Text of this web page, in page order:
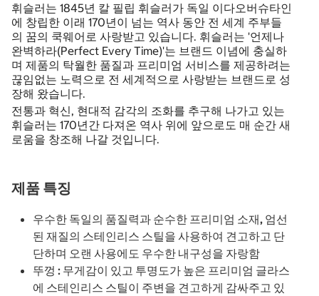
휘슬러는 1845년 칼 필립 휘슬러가 독일 이다오버슈타인
에 창립한 이래 170년이 넘는 역사 동안 전 세계 주부들
의 꿈의 쿡웨어로 사랑받고 있습니다. 휘슬러는 '언제나
완벽하라(Perfect Every Time)'는 브랜드 이념에 충실하
며 제품의 탁월한 품질과 프리미엄 서비스를 제공하려는
끊임없는 노력으로 전 세계적으로 사랑받는 브랜드로 성
장해 왔습니다.
전통과 혁신, 현대적 감각의 조화를 추구해 나가고 있는
휘슬러는 170년간 다져온 역사 위에 앞으로도 매 순간 새
로움을 창조해 나갈 것입니다.
제품 특징
우수한 독일의 품질력과 순수한 프리미엄 소재, 엄선
된 재질의 스테인리스 스틸을 사용하여 견고하고 단
단하며 오랜 사용에도 우수한 내구성을 자랑함
뚜껑 : 무게감이 있고 투명도가 높은 프리미엄 글라스
에 스테인리스 스틸이 주변을 견고하게 감싸주고 있